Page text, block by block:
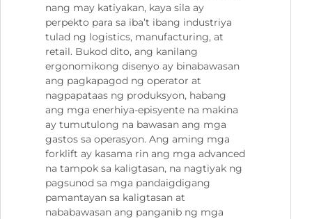
nang may katiyakan, kaya sila ay
perpekto para sa iba’t ibang industriya
tulad ng logistics, manufacturing, at
retail. Bukod dito, ang kanilang
ergonomikong disenyo ay binabawasan
ang pagkapagod ng operator at
nagpapataas ng produksyon, habang
ang mga enerhiya-episyente na makina
ay tumutulong na bawasan ang mga
gastos sa operasyon. Ang aming mga
forklift ay kasama rin ang mga advanced
na tampok sa kaligtasan, na nagtiyak ng
pagsunod sa mga pandaigdigang
pamantayan sa kaligtasan at
nababawasan ang panganib ng mga